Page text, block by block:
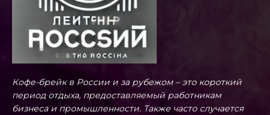
Кофе-брейк в России и за рубежом – это короткий
период отдыха, предоставляемый работникам
бизнеса и промышленности. Также часто случается